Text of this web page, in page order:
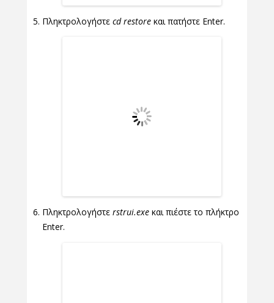
Πληκτρολογήστε cd restore και πατήστε Enter.
Πληκτρολογήστε rstrui.exe και πιέστε το πλήκτρο
Enter.